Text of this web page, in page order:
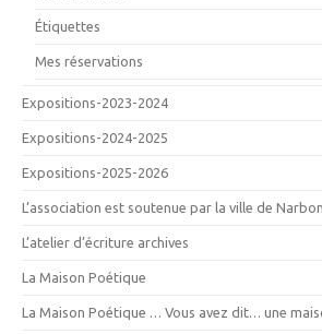
Étiquettes
Mes réservations
Expositions-2023-2024
Expositions-2024-2025
Expositions-2025-2026
L’association est soutenue par la ville de
L’atelier d’écriture archives
La Maison Poétique
La Maison Poétique … Vous avez dit… une